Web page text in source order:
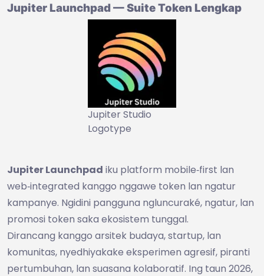
Jupiter Launchpad — Suite Token Lengkap
Jupiter Studio
Logotype
Jupiter Launchpad iku platform mobile‑first lan
web‑integrated kanggo nggawe token lan ngatur
kampanye. Ngidini pangguna ngluncuraké, ngatur, lan
promosi token saka ekosistem tunggal.
Dirancang kanggo arsitek budaya, startup, lan
komunitas, nyedhiyakake eksperimen agresif, piranti
pertumbuhan, lan suasana kolaboratif. Ing taun 2026,